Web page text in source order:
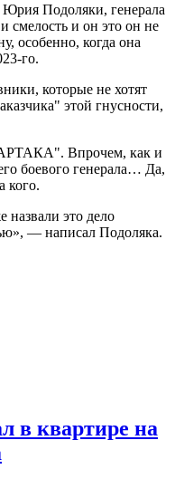
Подоляки, генерала
смелость и он это он не
особенно, когда она
го.
которые не хотят
этой гнусности,
Впрочем, как и
боевого генерала… Да,
кого.
назвали это дело
— написал Подоляка.
в квартире на